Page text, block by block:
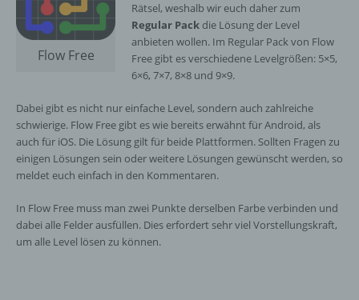
Flow Free
Rätsel, weshalb wir euch daher zum
Regular Pack die Lösung der Level
anbieten wollen. Im Regular Pack von Flow
Free gibt es verschiedene Levelgrößen: 5×5,
6×6, 7×7, 8×8 und 9×9.
Dabei gibt es nicht nur einfache Level, sondern auch zahlreiche
schwierige. Flow Free gibt es wie bereits erwähnt für Android, als
auch für iOS. Die Lösung gilt für beide Plattformen. Sollten Fragen zu
einigen Lösungen sein oder weitere Lösungen gewünscht werden, so
meldet euch einfach in den Kommentaren.
In Flow Free muss man zwei Punkte derselben Farbe verbinden und
dabei alle Felder ausfüllen. Dies erfordert sehr viel Vorstellungskraft,
um alle Level lösen zu können.